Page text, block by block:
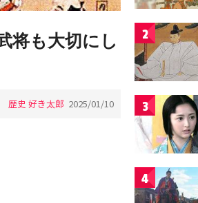
将も大切にし
歴史 好き太郎 2025/01/10
2
3
4